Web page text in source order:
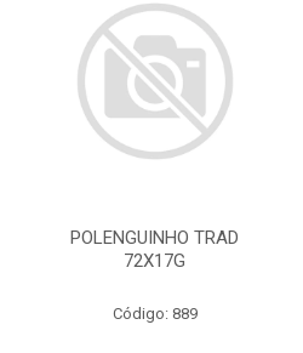
POLENGUINHO TRAD
72X17G
Código: 889